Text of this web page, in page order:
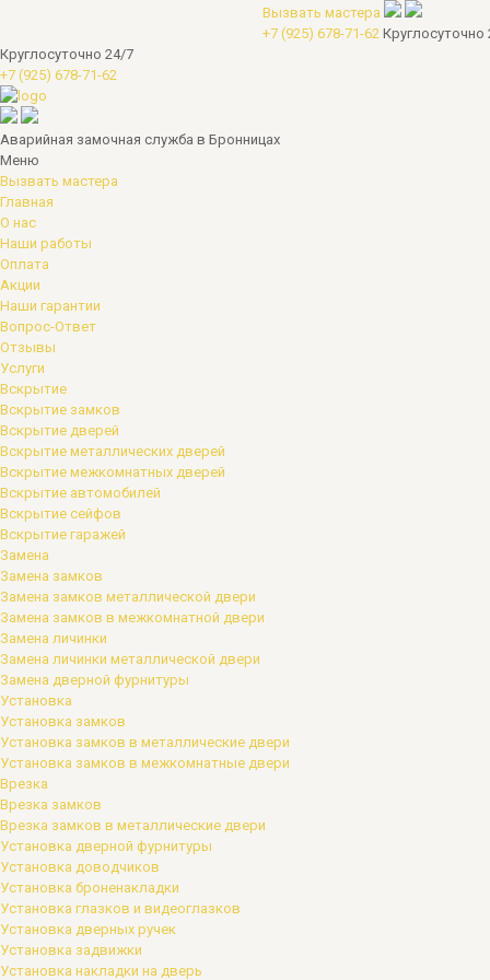
Вызвать мастера
+7 (925) 678-71-62 Круглосуточно
Круглосуточно 24/7
+7 (925) 678-71-62
Аварийная замочная служба в Бронницах
Меню
Вызвать мастера
Главная
О нас
Наши работы
Оплата
Акции
Наши гарантии
Вопрос-Ответ
Отзывы
Услуги
Вскрытие
Вскрытие замков
Вскрытие дверей
Вскрытие металлических дверей
Вскрытие межкомнатных дверей
Вскрытие автомобилей
Вскрытие сейфов
Вскрытие гаражей
Замена
Замена замков
Замена замков металлической двери
Замена замков в межкомнатной двери
Замена личинки
Замена личинки металлической двери
Замена дверной фурнитуры
Установка
Установка замков
Установка замков в металлические двери
Установка замков в межкомнатные двери
Врезка
Врезка замков
Врезка замков в металлические двери
Установка дверной фурнитуры
Установка доводчиков
Установка броненакладки
Установка глазков и видеоглазков
Установка дверных ручек
Установка задвижки
Установка накладки на дверь